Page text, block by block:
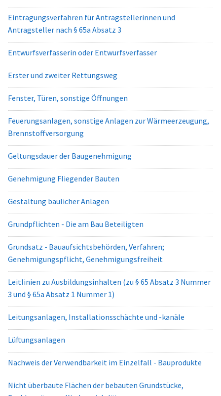
Eintragungsverfahren für Antragstellerinnen und
Antragsteller nach § 65a Absatz 3
Entwurfsverfasserin oder Entwurfsverfasser
Erster und zweiter Rettungsweg
Fenster, Türen, sonstige Öffnungen
Feuerungsanlagen, sonstige Anlagen zur Wärmeerzeugung,
Brennstoffversorgung
Geltungsdauer der Baugenehmigung
Genehmigung Fliegender Bauten
Gestaltung baulicher Anlagen
Grundpflichten - Die am Bau Beteiligten
Grundsatz - Bauaufsichtsbehörden, Verfahren;
Genehmigungspflicht, Genehmigungsfreiheit
Leitlinien zu Ausbildungsinhalten (zu § 65 Absatz 3 Nummer
3 und § 65a Absatz 1 Nummer 1)
Leitungsanlagen, Installationsschächte und -kanäle
Lüftungsanlagen
Nachweis der Verwendbarkeit im Einzelfall - Bauprodukte
Nicht überbaute Flächen der bebauten Grundstücke,